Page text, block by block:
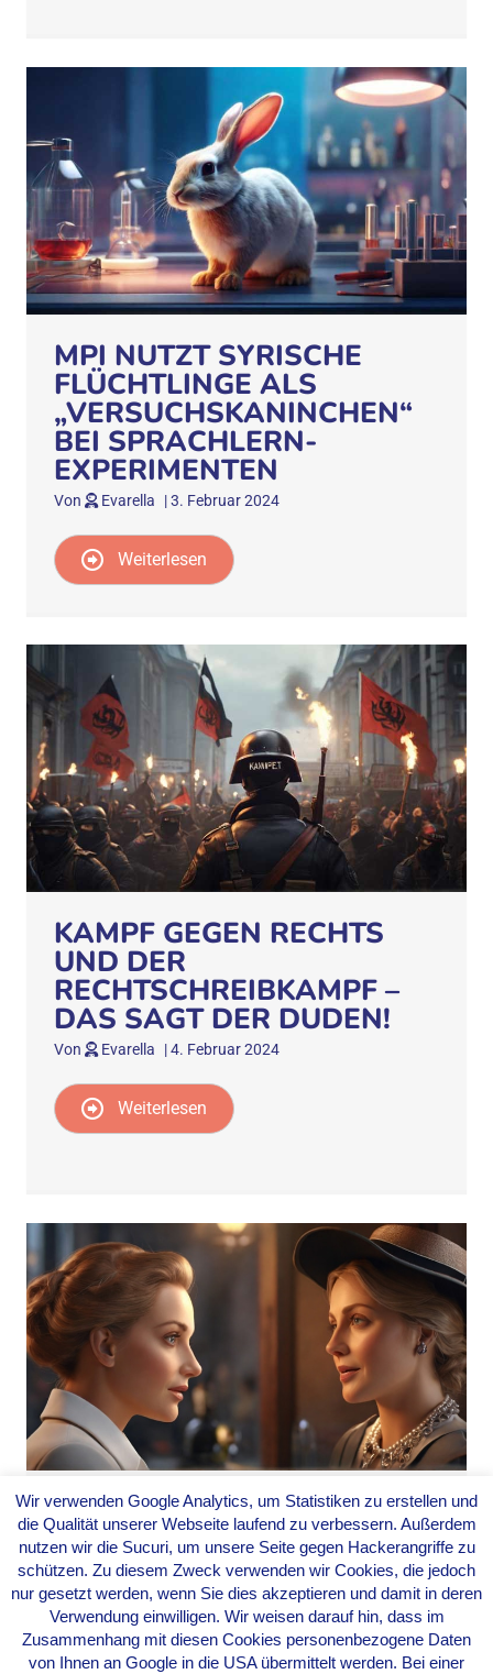
MPI NUTZT SYRISCHE
FLÜCHTLINGE ALS
„VERSUCHSKANINCHEN“
BEI SPRACHLERN-
EXPERIMENTEN
Von Evarella |3. Februar 2024
Weiterlesen
KAMPF GEGEN RECHTS
UND DER
RECHTSCHREIBKAMPF –
DAS SAGT DER DUDEN!
Von Evarella |4. Februar 2024
Weiterlesen
MUNDART-VIELFALT
FEIERN: EIN AUFRUF ZUM
SCHUTZ UND ZUR PFLEGE
DER MUDDASPRÒÒCH
Von Evarella |9. Februar 2024
Wir verwenden Google Analytics, um Statistiken zu erstellen und
die Qualität unserer Webseite laufend zu verbessern. Außerdem
nutzen wir die Sucuri, um unsere Seite gegen Hackerangriffe zu
schützen. Zu diesem Zweck verwenden wir Cookies, die jedoch
nur gesetzt werden, wenn Sie dies akzeptieren und damit in deren
Verwendung einwilligen. Wir weisen darauf hin, dass im
Zusammenhang mit diesen Cookies personenbezogene Daten
von Ihnen an Google in die USA übermittelt werden. Bei einer